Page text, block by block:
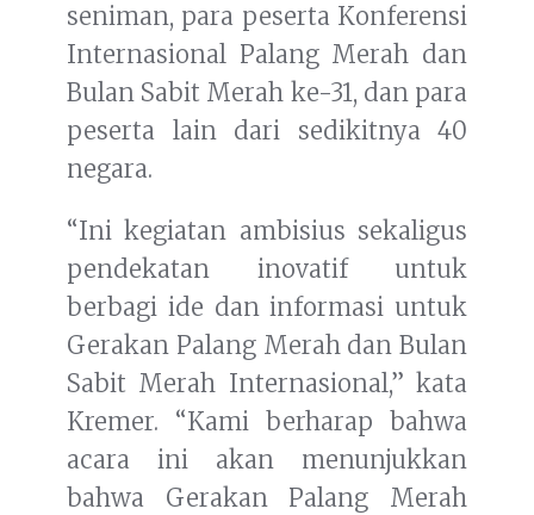
seniman, para peserta Konferensi
Internasional Palang Merah dan
Bulan Sabit Merah ke-31, dan para
peserta lain dari sedikitnya 40
negara.
“Ini kegiatan ambisius sekaligus
pendekatan inovatif untuk
berbagi ide dan informasi untuk
Gerakan Palang Merah dan Bulan
Sabit Merah Internasional,” kata
Kremer. “Kami berharap bahwa
acara ini akan menunjukkan
bahwa Gerakan Palang Merah